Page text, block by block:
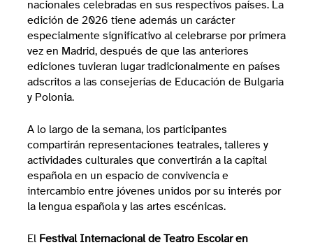
nacionales celebradas en sus respectivos países. La
edición de 2026 tiene además un carácter
especialmente significativo al celebrarse por primera
vez en Madrid, después de que las anteriores
ediciones tuvieran lugar tradicionalmente en países
adscritos a las consejerías de Educación de Bulgaria
y Polonia.
A lo largo de la semana, los participantes
compartirán representaciones teatrales, talleres y
actividades culturales que convertirán a la capital
española en un espacio de convivencia e
intercambio entre jóvenes unidos por su interés por
la lengua española y las artes escénicas.
El Festival Internacional de Teatro Escolar en